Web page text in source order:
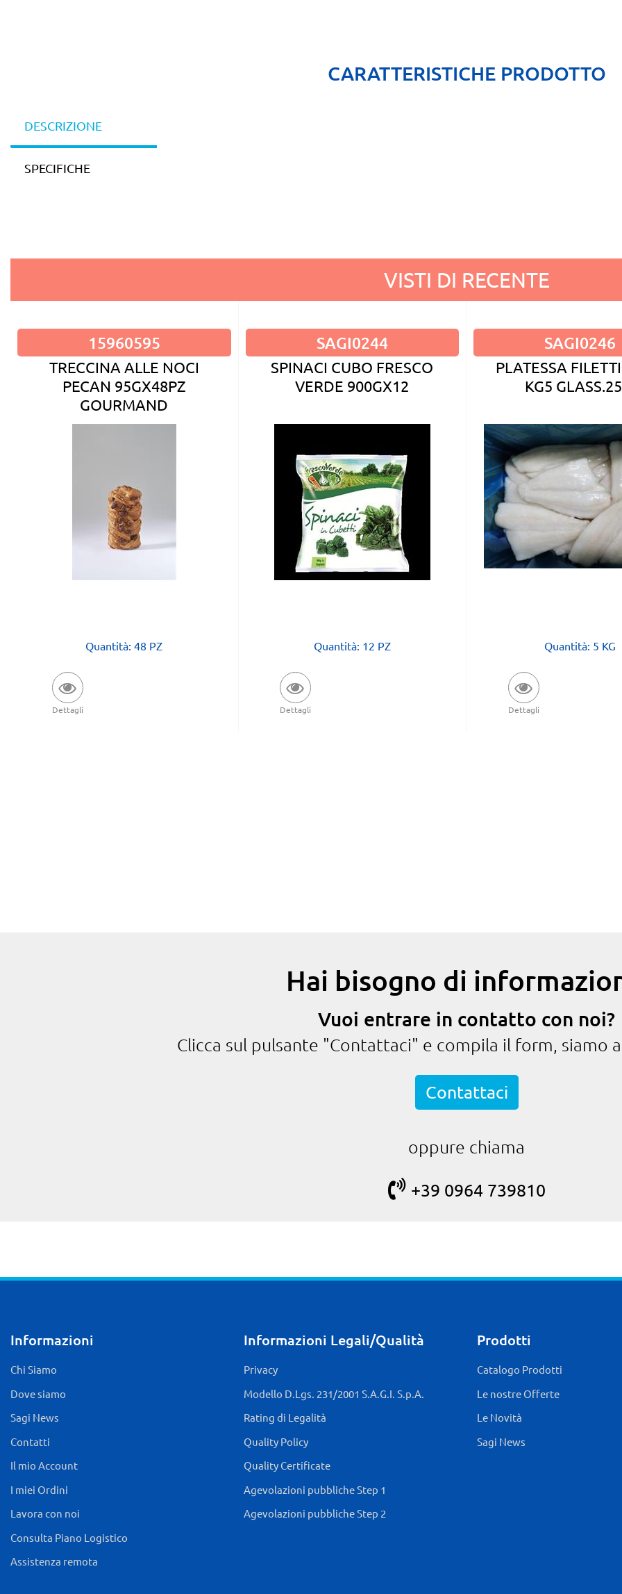
CARATTERISTICHE PRODOTTO
DESCRIZIONE
SPECIFICHE
VISTI DI RECENTE
15960595
TRECCINA ALLE NOCI
PECAN 95GX48PZ
GOURMAND
Quantità: 48 PZ
Dettagli
SAGI0244
SPINACI CUBO FRESCO
VERDE 900GX12
Quantità: 12 PZ
Dettagli
SAGI0246
PLATESSA
KG5
Quantità: 5 KG
Dettagli
Hai bisogno di
Vuoi entrare in contatto con noi?
Clicca sul pulsante "Contattaci" e compila il form, siamo
Contattaci
oppure chiama
+39 0964 739810
Informazioni
Chi Siamo
Dove siamo
Sagi News
Contatti
Il mio Account
I miei Ordini
Lavora con noi
Consulta Piano Logistico
Assistenza remota
Informazioni Legali/Qualità
Privacy
Modello D.Lgs. 231/2001 S.A.G.I. S.p.A.
Rating di Legalità
Quality Policy
Quality Certificate
Agevolazioni pubbliche Step 1
Agevolazioni pubbliche Step 2
Prodotti
Catalogo Prodotti
Le nostre Offerte
Le Novità
Sagi News